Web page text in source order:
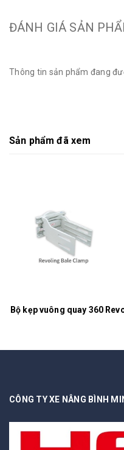
ĐÁNH GIÁ SẢN
Thông tin sản phẩm đang
Sản phẩm đã xem
Bộ kẹp vuông quay 360
CÔNG TY XE NÂNG BÌNH